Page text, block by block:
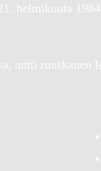
helmikuuta
antti ruuskanen